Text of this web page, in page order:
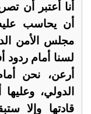
أنا أعتبر أن
أن يحاسب
مجلس الأمن
لسنا أمام ردود
أرعن، نحن
الدولي،
قادتها وإلا